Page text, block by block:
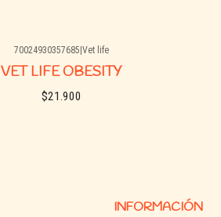
70024930357685 Vet life
VET LIFE OBESITY
$21.900
INFORMACIÓN